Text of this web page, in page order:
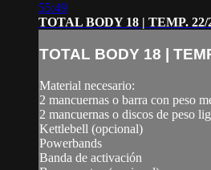
55:49
TOTAL BODY 18 | TEMP. 22/
TOTAL BODY 18 |
Material necesario:
2 mancuernas o barra con peso
2 mancuernas o discos de peso
Kettlebell (opcional)
Powerbands
Banda de activación